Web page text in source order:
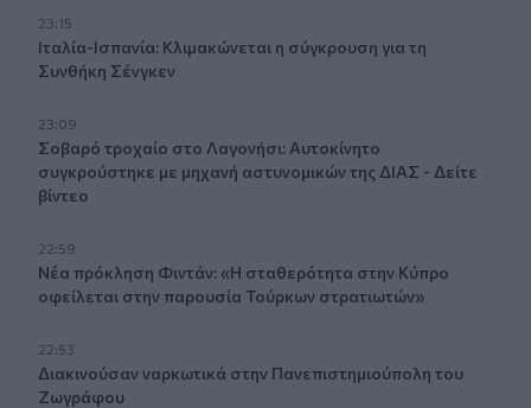
23:15
Ιταλία-Ισπανία: Κλιμακώνεται η σύγκρουση για τη
Συνθήκη Σένγκεν
23:09
Σοβαρό τροχαίο στο Λαγονήσι: Αυτοκίνητο
συγκρούστηκε με μηχανή αστυνομικών της ΔΙΑΣ - Δείτε
βίντεο
22:59
Νέα πρόκληση Φιντάν: «Η σταθερότητα στην Κύπρο
οφείλεται στην παρουσία Τούρκων στρατιωτών»
22:53
Διακινούσαν ναρκωτικά στην Πανεπιστημιούπολη του
Ζωγράφου